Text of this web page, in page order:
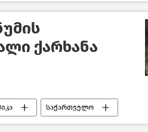
ქარხანა
საქართველო